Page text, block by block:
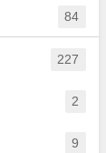
84
227
2
9